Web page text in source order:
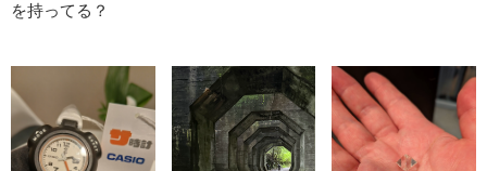
を持ってる？